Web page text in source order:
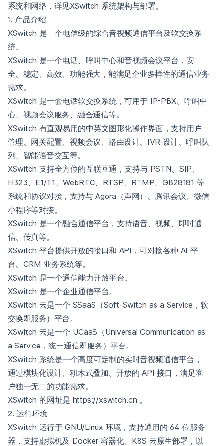
系统和网络，详见XSwitch 系统架构与部署。
1. 产品介绍
XSwitch 是一个电信级的综合音视频通信平台及软交换系
统。
XSwitch 是一个电话、呼叫中心和音视频会议平台，安
全、稳定、高效、功能强大，能满足企业多样性的通信业务
需求。
XSwitch 是一套电话软交换系统，可用于 IP-PBX、呼叫中
心、视频会议服务、融合通信等。
XSwitch 有直观易用的中英文图形化操作界面，支持用户
管理、网关配置、视频会议、路由设计、IVR 设计、呼叫队
列、智能语音交互等。
XSwitch 支持全方位的互联互通，支持与 PSTN、SIP、
H323、E1/T1、WebRTC、RTSP、RTMP、GB28181 等
系统和协议对接，支持与 Agora（声网）、腾讯会议、微信
小程序等对接。
XSwitch 是一个融合通信平台，支持语音、视频、即时通
信、传真等。
XSwitch 平台提供开放的接口和 API，可对接各种 AI 平
台、CRM 业务系统等。
XSwitch 是一个通信能力开放平台。
XSwitch 是一个企业通信平台。
XSwitch 云是一个 SSaaS（Soft-Switch as a Service，软
交换即服务）平台。
XSwitch 云是一个 UCaaS（Universal Communication as
a Service，统一通信即服务）平台。
XSwitch 系统是一个高度可定制的实时音视频通信平台，
通过模块化设计、积木式叠加、开放的 API 接口，满足客
户独一无二的功能需求。
XSwitch 的网址是 https://xswitch.cn 。
2. 运行环境
XSwitch 运行于 GNU/Linux 环境，支持通用的 64 位服务
器，支持虚拟机及 Docker 容器化、K8S 云原生部署，以